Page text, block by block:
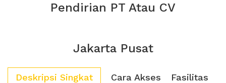
Pendirian PT Atau CV
Jakarta Pusat
Deskripsi Singkat Cara Akses Fasilitas